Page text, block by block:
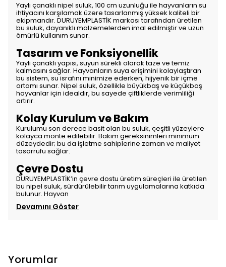
Yaylı çanaklı nipel suluk, 100 cm uzunluğu ile hayvanların su
ihtiyacını karşılamak üzere tasarlanmış yüksek kaliteli bir
ekipmandır. DURUYEMPLASTİK markası tarafından üretilen
bu suluk, dayanıklı malzemelerden imal edilmiştir ve uzun
ömürlü kullanım sunar.
Tasarım ve Fonksiyonellik
Yaylı çanaklı yapısı, suyun sürekli olarak taze ve temiz
kalmasını sağlar. Hayvanların suya erişimini kolaylaştıran
bu sistem, su israfını minimize ederken, hijyenik bir içme
ortamı sunar. Nipel suluk, özellikle büyükbaş ve küçükbaş
hayvanlar için idealdir, bu sayede çiftliklerde verimliliği
artırır.
Kolay Kurulum ve Bakım
Kurulumu son derece basit olan bu suluk, çeşitli yüzeylere
kolayca monte edilebilir. Bakım gereksinimleri minimum
düzeydedir; bu da işletme sahiplerine zaman ve maliyet
tasarrufu sağlar.
Çevre Dostu
DURUYEMPLASTİK’in çevre dostu üretim süreçleri ile üretilen
bu nipel suluk, sürdürülebilir tarım uygulamalarına katkıda
bulunur. Hayvan
Devamını Göster
Yorumlar